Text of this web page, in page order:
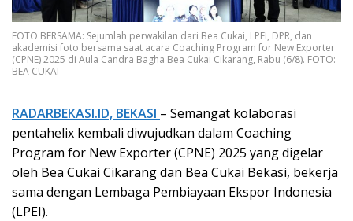
FOTO BERSAMA: Sejumlah perwakilan dari Bea Cukai, LPEI, DPR, dan
akademisi foto bersama saat acara Coaching Program for New Exporter
(CPNE) 2025 di Aula Candra Bagha Bea Cukai Cikarang, Rabu (6/8). FOTO:
BEA CUKAI
RADARBEKASI.ID, BEKASI – Semangat kolaborasi
pentahelix kembali diwujudkan dalam Coaching
Program for New Exporter (CPNE) 2025 yang digelar
oleh Bea Cukai Cikarang dan Bea Cukai Bekasi, bekerja
sama dengan Lembaga Pembiayaan Ekspor Indonesia
(LPEI).